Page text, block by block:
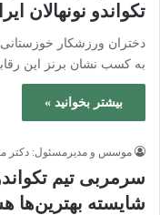
تکواندو نونهالان
دختران ورزشکار خوزستانی
به کسب نشان برنز این
بیشتر بخوانید »
موسس و مدیرمسئول: دکتر
سرمربی تیم
شایسته بهترین‌ها